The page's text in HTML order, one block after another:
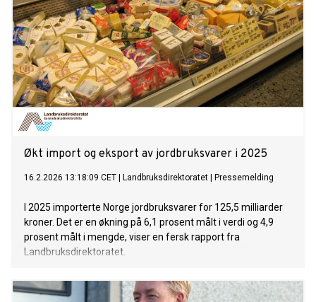
Økt import og eksport av jordbruksvarer i 2025
16.2.2026 13:18:09 CET Landbruksdirektoratet Pressemelding
I 2025 importerte Norge jordbruksvarer for 125,5 milliarder
kroner. Det er en økning på 6,1 prosent målt i verdi og 4,9
prosent målt i mengde, viser en fersk rapport fra
Landbruksdirektoratet.